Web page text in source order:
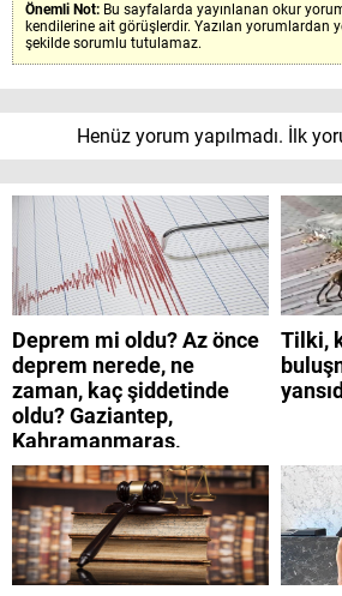
Önemli Not: Bu sayfalarda yayınlanan okur
kendilerine ait görüşlerdir. Yazılan yorumlardan
şekilde sorumlu tutulamaz.
Henüz yorum yapılmadı. İlk
Deprem mi oldu? Az önce
deprem nerede, ne
zaman, kaç şiddetinde
oldu? Gaziantep,
Kahramanmaraş,
Adıyaman, Şanlıurfa,
Suriye, Kilis, Hatay,
Osmaniye 9 Ağustos 2026
AFAD son depremler
listesi
Tilki,